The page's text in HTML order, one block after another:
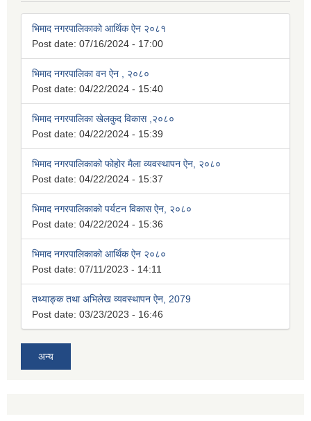
भिमाद नगरपालिकाको आर्थिक ऐन २०८१
Post date: 07/16/2024 - 17:00
भिमाद नगरपालिका वन ऐन , २०८०
Post date: 04/22/2024 - 15:40
भिमाद नगरपालिका खेलकुद विकास ,२०८०
Post date: 04/22/2024 - 15:39
भिमाद नगरपालिकाको फोहोर मैला व्यवस्थापन ऐन, २०८०
Post date: 04/22/2024 - 15:37
भिमाद नगरपालिकाको पर्यटन विकास ऐन, २०८०
Post date: 04/22/2024 - 15:36
भिमाद नगरपालिकाको आर्थिक ऐन २०८०
Post date: 07/11/2023 - 14:11
तथ्याङ्क तथा अभिलेख व्यवस्थापन ऐन, 2079
Post date: 03/23/2023 - 16:46
अन्य